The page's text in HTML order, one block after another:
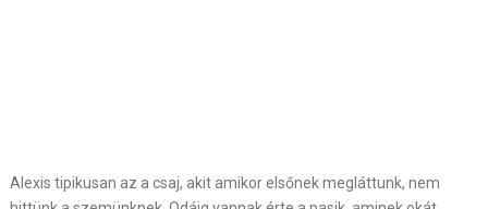
Alexis tipikusan az a csaj, akit amikor elsőnek megláttunk, nem